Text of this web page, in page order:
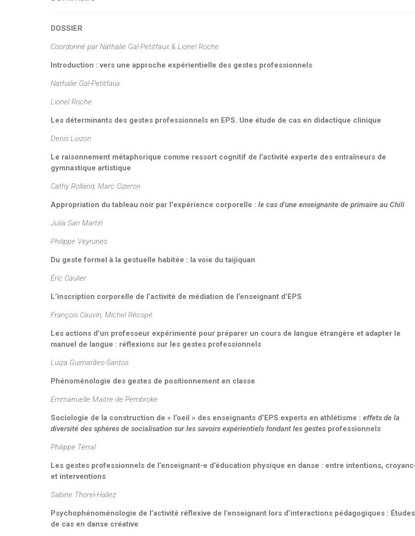
DOSSIER
Coordonné parNathalie Gal-Petitfaux & Lionel Roche
Introduction : vers une approche expérientielle des gestes professionnels
Nathalie Gal-Petitfaux
Lionel Roche
Les déterminants des gestes professionnels en EPS. Une étude de cas en didactique clinique
Denis Loizon
Le raisonnement métaphorique comme ressort cognitif de l'activité experte des entraîneurs de
gymnastique artistique
Cathy Rolland, Marc Cizeron
Appropriation du tableau noir par l'expérience corporelle : le cas d’une enseignante de primaire au Chili
Julia San Martin
Philippe Veyrunes
Du geste formel à la gestuelle habitée : la voie du taijiquan
Éric Caulier
L’inscription corporelle de l’activité de médiation de l’enseignant d’EPS
François Cauvin, Michel Récopé
Les actions d’un professeur expérimenté pour préparer un cours de langue étrangère et adapter le
manuel de langue : réflexions sur les gestes professionnels
Luiza Guimarães-Santos
Phénoménologie des gestes de positionnement en classe
Emmanuelle Maitre de Pembroke
Sociologie de la construction de « l’oeil » des enseignants d’EPS experts en athlétisme : effets de la
diversité des sphères de socialisation sur les savoirs expérientiels fondant les gestes professionnels
Philippe Terral
Les gestes professionnels de l’enseignant-e d’éducation physique en danse : entre intentions,
et interventions
Sabine Thorel-Hallez
Psychophénoménologie de l’activité réflexive de l’enseignant lors d’interactions pédagogiques : Études
de cas en danse créative